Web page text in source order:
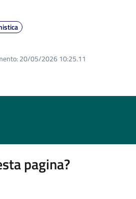
20/05/2026 10:25.11
pagina?